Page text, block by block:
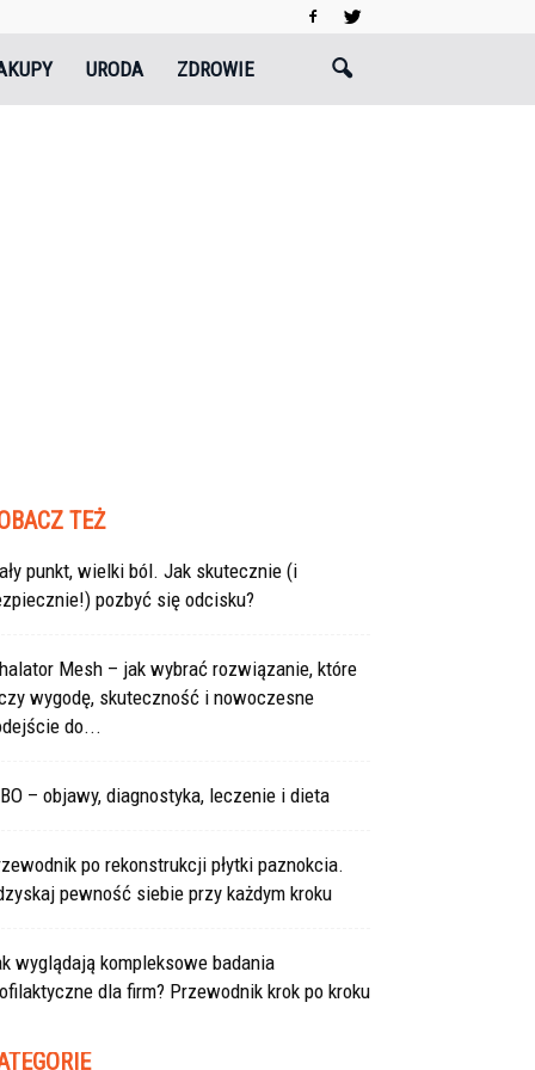
URODA ZDROWIE
TEŻ
punkt, wielki ból. Jak skutecznie (i
pozbyć się odcisku?
Mesh – jak wybrać rozwiązanie, które
wygodę, skuteczność i nowoczesne
do...
– objawy, diagnostyka, leczenie i dieta
po rekonstrukcji płytki paznokcia.
pewność siebie przy każdym kroku
wyglądają kompleksowe badania
dla firm? Przewodnik krok po kroku